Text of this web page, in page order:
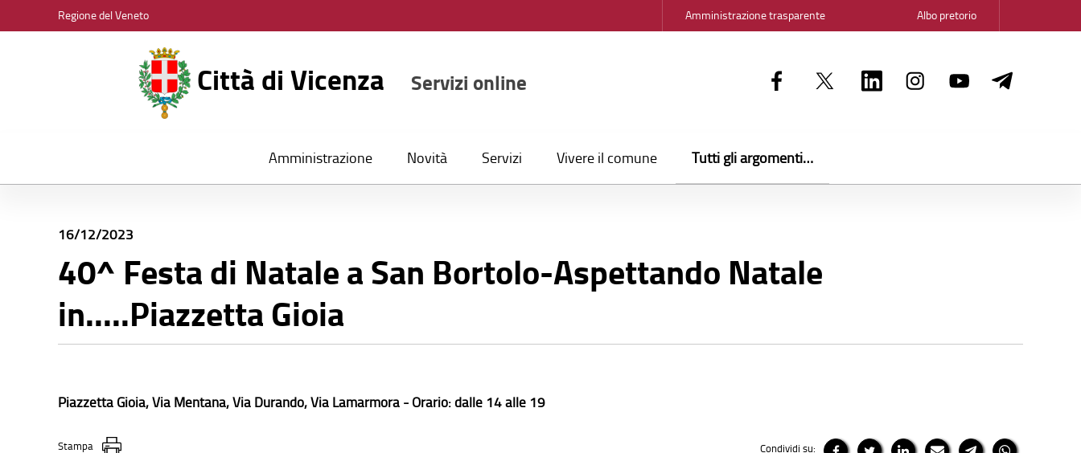
DI
Regione del Veneto Amministrazione trasparente Albo pretorio
Città di Vicenza Servizi online
Amministrazione Novità Servizi Vivere il comune Tutti gli argomenti…
16/12/2023
40^ Festa di Natale a San Bortolo-Aspettando Natale
in.....Piazzetta Gioia
Piazzetta Gioia, Via Mentana, Via Durando, Via Lamarmora - Orario: dalle 14 alle 19
Stampa Condividi su: